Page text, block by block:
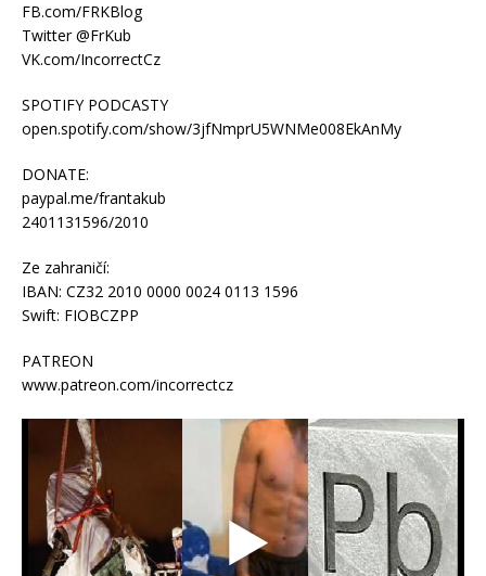
FB.com/FRKBlog
Twitter @FrKub
VK.com/IncorrectCz
SPOTIFY PODCASTY
open.spotify.com/show/3jfNmprU5WNMe008EkAnMy
DONATE:
paypal.me/frantakub
2401131596/2010
Ze zahraničí:
IBAN: CZ32 2010 0000 0024 0113 1596
Swift: FIOBCZPP
PATREON
www.patreon.com/incorrectcz